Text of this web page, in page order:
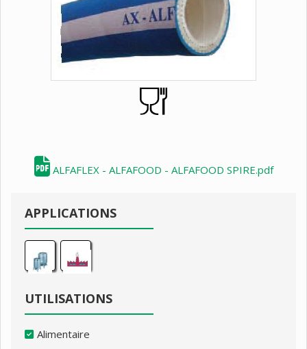
ALFAFLEX - ALFAFOOD - ALFAFOOD SPIRE.pdf
APPLICATIONS
UTILISATIONS
Alimentaire